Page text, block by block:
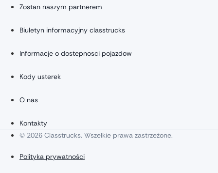
Zostan naszym partnerem
Biuletyn informacyjny classtrucks
Informacje o dostepnosci pojazdow
Kody usterek
O nas
Kontakty
© 2026 Classtrucks. Wszelkie prawa zastrzeżone.
Polityka prywatności